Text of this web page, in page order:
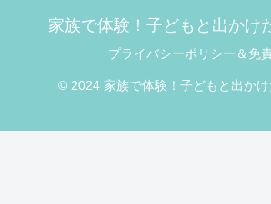
家族で体験！子どもと出かけ
プライバシーポリシー＆免
© 2024 家族で体験！子どもと出かけ